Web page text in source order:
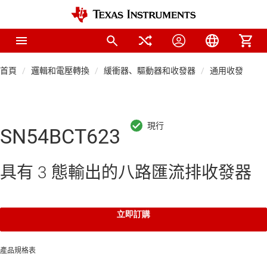
首頁 邏輯和電壓轉換 緩衝器、驅動器和收發器 通用收發器
SN54BCT623
具有 3 態輸出的八路匯流排收發器
立即訂購
產品規格表